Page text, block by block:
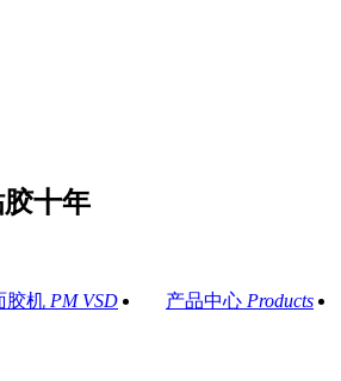
十年
胶机 PM VSD 产品中心 Products